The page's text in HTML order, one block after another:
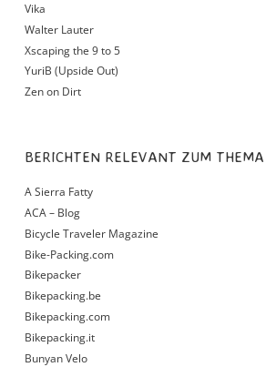
Vika
Walter Lauter
Xscaping the 9 to 5
YuriB (Upside Out)
Zen on Dirt
BERICHTEN RELEVANT ZUM THEMA
A Sierra Fatty
ACA – Blog
Bicycle Traveler Magazine
Bike-Packing.com
Bikepacker
Bikepacking.be
Bikepacking.com
Bikepacking.it
Bunyan Velo